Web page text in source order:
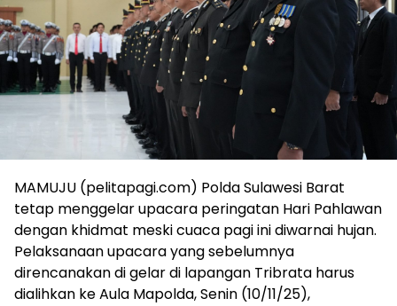
MAMUJU (pelitapagi.com) Polda Sulawesi Barat
tetap menggelar upacara peringatan Hari Pahlawan
dengan khidmat meski cuaca pagi ini diwarnai hujan.
Pelaksanaan upacara yang sebelumnya
direncanakan di gelar di lapangan Tribrata harus
dialihkan ke Aula Mapolda, Senin (10/11/25),